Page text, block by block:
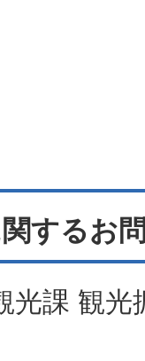
するお
光課 観光